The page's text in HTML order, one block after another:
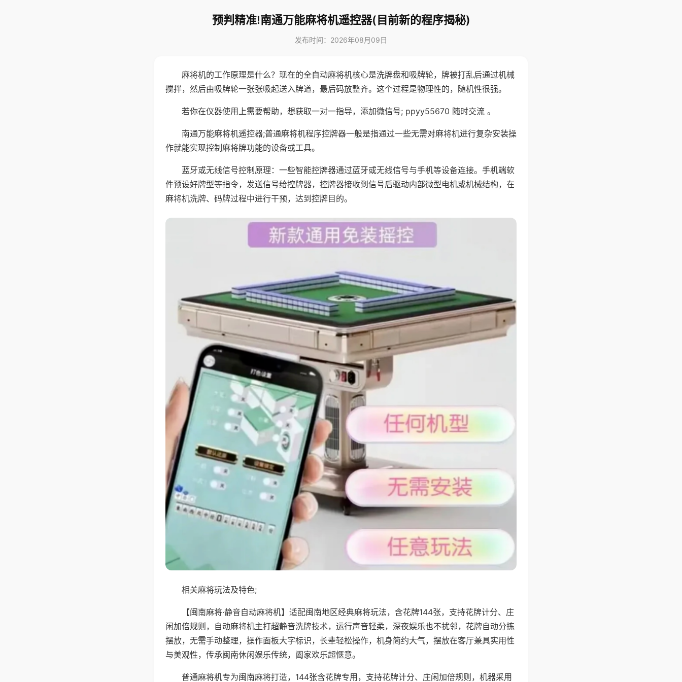
预判精准!南通万能麻将机遥控器(目前新的程序揭秘)
发布时间：2026年08月09日
麻将机的工作原理是什么？现在的全自动麻将机核心是洗牌盘和吸牌轮，牌被打乱后通过机械
搅拌，然后由吸牌轮一张张吸起送入牌道，最后码放整齐。这个过程是物理性的，随机性很强。
若你在仪器使用上需要帮助，想获取一对一指导，添加微信号; ppyy55670 随时交流 。
南通万能麻将机遥控器;普通麻将机程序控牌器一般是指通过一些无需对麻将机进行复杂安装操
作就能实现控制麻将牌功能的设备或工具。
蓝牙或无线信号控制原理：一些智能控牌器通过蓝牙或无线信号与手机等设备连接。手机端软
件预设好牌型等指令，发送信号给控牌器，控牌器接收到信号后驱动内部微型电机或机械结构，在
麻将机洗牌、码牌过程中进行干预，达到控牌目的。
相关麻将玩法及特色;
【闽南麻将·静音自动麻将机】适配闽南地区经典麻将玩法，含花牌144张，支持花牌计分、庄
闲加倍规则，自动麻将机主打超静音洗牌技术，运行声音轻柔，深夜娱乐也不扰邻，花牌自动分拣
摆放，无需手动整理，操作面板大字标识，长辈轻松操作，机身简约大气，摆放在客厅兼具实用性
与美观性，传承闽南休闲娱乐传统，阖家欢乐超惬意。
普通麻将机专为闽南麻将打造，144张含花牌专用，支持花牌计分、庄闲加倍规则，机器采用